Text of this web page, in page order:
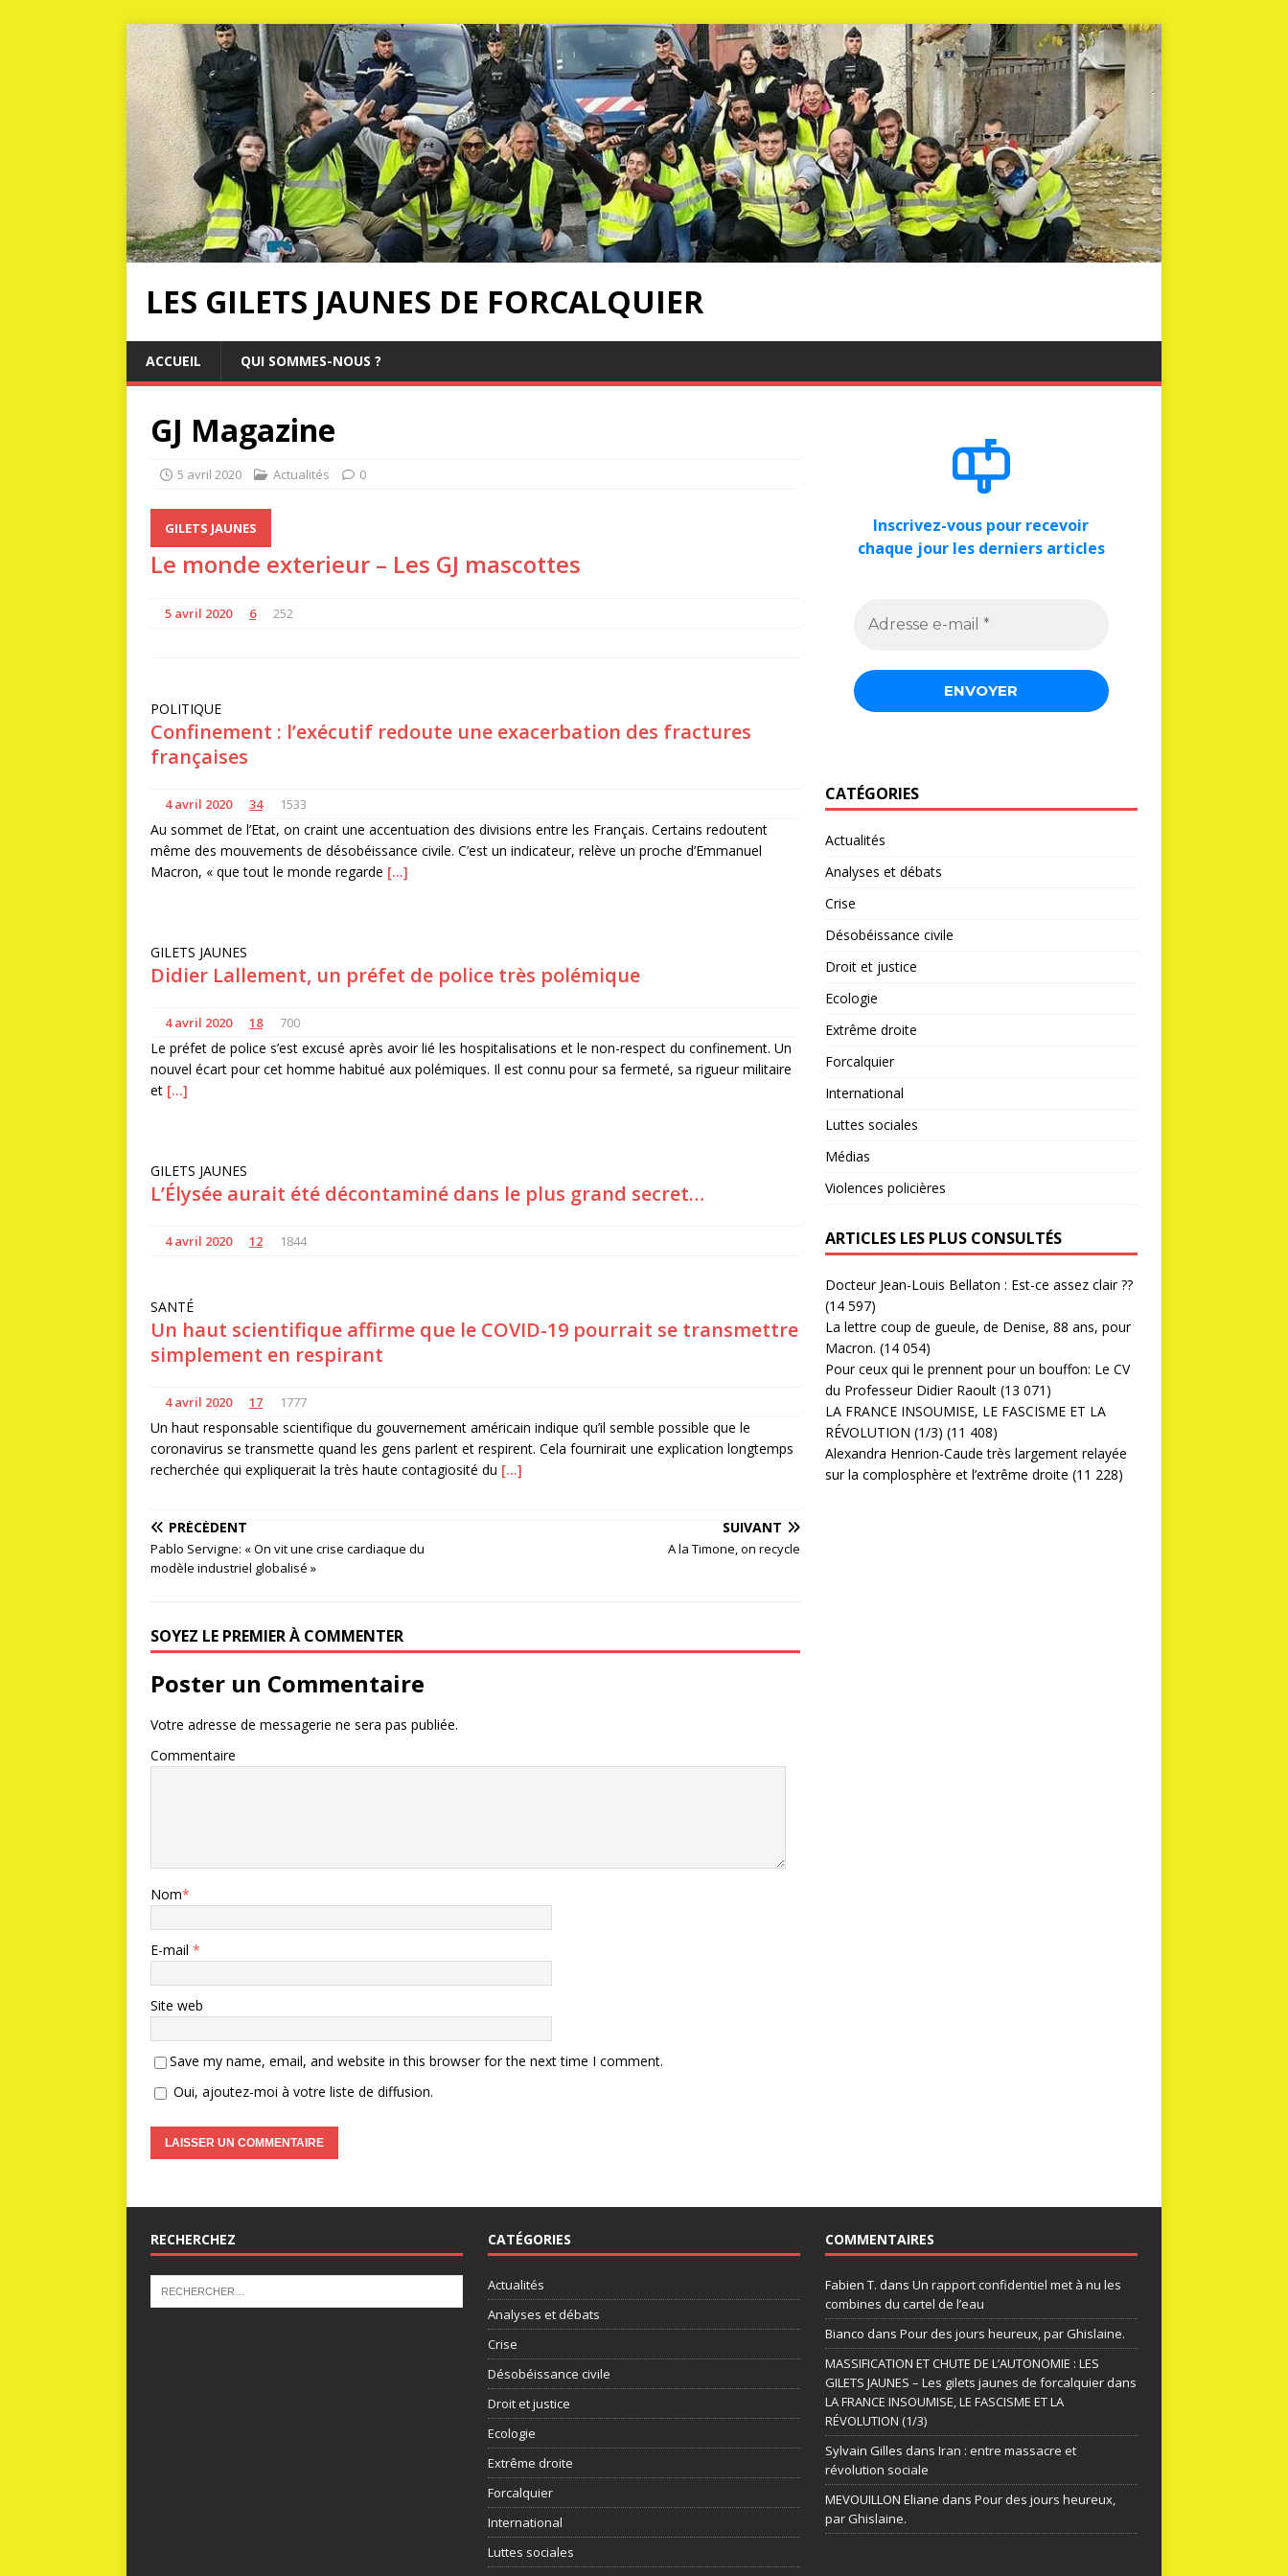
LES GILETS JAUNES DE FORCALQUIER
ACCUEIL QUI SOMMES-NOUS ?
GJ Magazine
5 avril 2020 Actualités 0
GILETS JAUNES
Le monde exterieur – Les GJ mascottes
5 avril 2020 6 252
POLITIQUE
Confinement : l’exécutif redoute une exacerbation des fractures
françaises
4 avril 2020 34 1533
Au sommet de l’Etat, on craint une accentuation des divisions entre les Français. Certains redoutent
même des mouvements de désobéissance civile. C’est un indicateur, relève un proche d’Emmanuel
Macron, « que tout le monde regarde […]
GILETS JAUNES
Didier Lallement, un préfet de police très polémique
4 avril 2020 18 700
Le préfet de police s’est excusé après avoir lié les hospitalisations et le non-respect du confinement. Un
nouvel écart pour cet homme habitué aux polémiques. Il est connu pour sa fermeté, sa rigueur militaire
et […]
GILETS JAUNES
L’Élysée aurait été décontaminé dans le plus grand secret…
4 avril 2020 12 1844
SANTÉ
Un haut scientifique affirme que le COVID-19 pourrait se transmettre
simplement en respirant
4 avril 2020 17 1777
Un haut responsable scientifique du gouvernement américain indique qu’il semble possible que le
coronavirus se transmette quand les gens parlent et respirent. Cela fournirait une explication longtemps
recherchée qui expliquerait la très haute contagiosité du […]
PRÉCÉDENT
Pablo Servigne: « On vit une crise cardiaque du
modèle industriel globalisé »
SUIVANT
A la Timone, on recycle
SOYEZ LE PREMIER À COMMENTER
Poster un Commentaire
Votre adresse de messagerie ne sera pas publiée.
Commentaire
Nom*
E-mail *
Site web
Save my name, email, and website in this browser for the next time I comment.
Oui, ajoutez-moi à votre liste de diffusion.
Inscrivez-vous pour recevoir
chaque jour les derniers articles
CATÉGORIES
Actualités
Analyses et débats
Crise
Désobéissance civile
Droit et justice
Ecologie
Extrême droite
Forcalquier
International
Luttes sociales
Médias
Violences policières
ARTICLES LES PLUS CONSULTÉS
Docteur Jean-Louis Bellaton : Est-ce assez clair ??
(14 597)
La lettre coup de gueule, de Denise, 88 ans, pour
Macron. (14 054)
Pour ceux qui le prennent pour un bouffon: Le CV
du Professeur Didier Raoult (13 071)
LA FRANCE INSOUMISE, LE FASCISME ET LA
RÉVOLUTION (1/3) (11 408)
Alexandra Henrion-Caude très largement relayée
sur la complosphère et l’extrême droite (11 228)
RECHERCHEZ CATÉGORIES
Actualités
Analyses et débats
Crise
Désobéissance civile
Droit et justice
Ecologie
Extrême droite
Forcalquier
International
Luttes sociales
COMMENTAIRES
Fabien T. dans Un rapport confidentiel met à nu les
combines du cartel de l’eau
Bianco dans Pour des jours heureux, par Ghislaine.
MASSIFICATION ET CHUTE DE L’AUTONOMIE : LES
GILETS JAUNES – Les gilets jaunes de forcalquierdans
LA FRANCE INSOUMISE, LE FASCISME ET LA
RÉVOLUTION (1/3)
Sylvain Gilles dans Iran : entre massacre et
révolution sociale
MEVOUILLON Eliane dans Pour des jours heureux,
par Ghislaine.